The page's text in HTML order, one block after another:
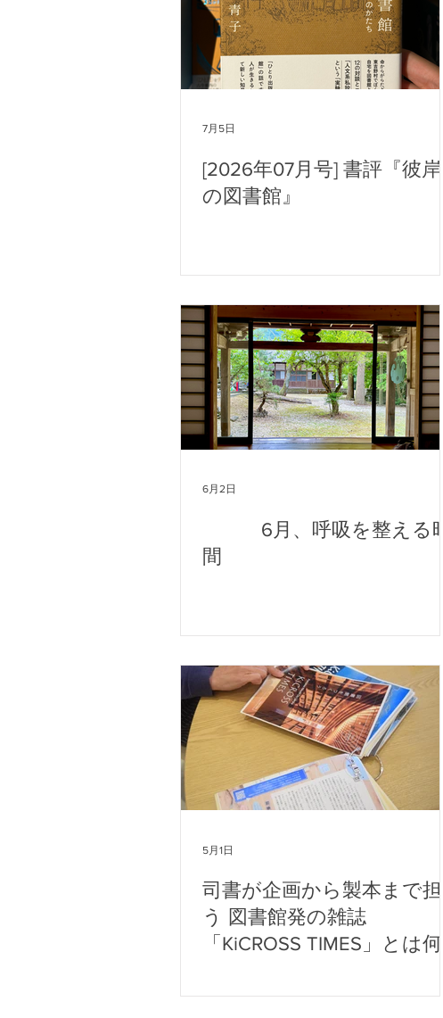
[2026年07月号] 書評『彼岸
の図書館』
7月5日
6月、呼吸を整える時
間
6月2日
司書が企画から製本まで担
う 図書館発の雑誌
「KiCROSS TIMES」とは何
5月1日